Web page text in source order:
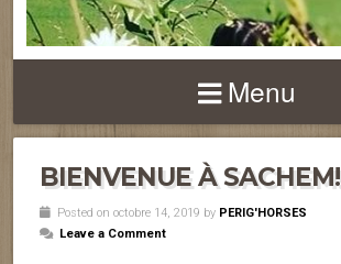
Menu
BIENVENUE À SACHEM!
Posted on octobre 14, 2019 by PERIG'HORSES
Leave a Comment